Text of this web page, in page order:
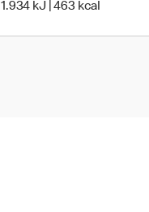
1.934 kJ | 463 kcal